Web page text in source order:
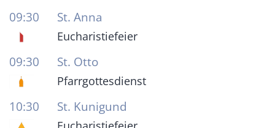
09:30 St. Anna
Eucharistiefeier
09:30 St. Otto
Pfarrgottesdienst
10:30 St. Kunigund